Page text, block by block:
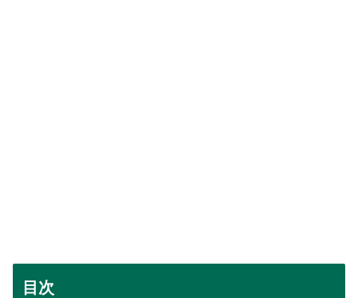
目次